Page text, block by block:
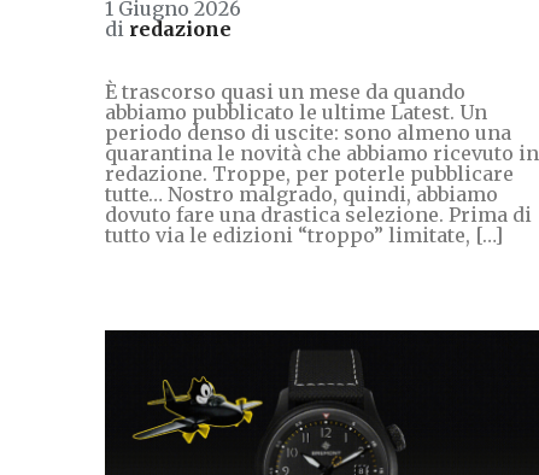
1 Giugno 2026
di redazione
È trascorso quasi un mese da quando
abbiamo pubblicato le ultime Latest. Un
periodo denso di uscite: sono almeno una
quarantina le novità che abbiamo ricevuto in
redazione. Troppe, per poterle pubblicare
tutte… Nostro malgrado, quindi, abbiamo
dovuto fare una drastica selezione. Prima di
tutto via le edizioni “troppo” limitate, […]